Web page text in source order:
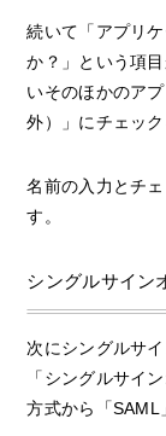
続いて「アプリ
か？」という項
いそのほかのア
外）」にチェック
名前の入力とチ
す。
シングルサイン
次にシングルサ
「シングルサイ
方式から「SAML